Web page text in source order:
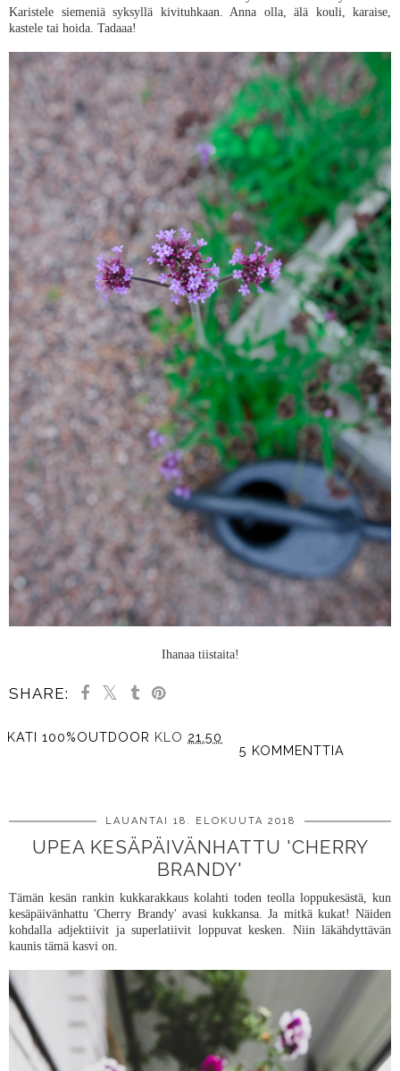
Karistele siemeniä syksyllä kivituhkaan. Anna olla, älä kouli, karaise,
kastele tai hoida. Tadaaa!
Ihanaa tiistaita!
SHARE:
KATI 100%OUTDOOR KLO 21.50
5 KOMMENTTIA
LAUANTAI 18. ELOKUUTA 2018
UPEA KESÄPÄIVÄNHATTU 'CHERRY
BRANDY'
Tämän kesän rankin kukkarakkaus kolahti toden teolla loppukesästä, kun
kesäpäivänhattu 'Cherry Brandy' avasi kukkansa. Ja mitkä kukat! Näiden
kohdalla adjektiivit ja superlatiivit loppuvat kesken. Niin läkähdyttävän
kaunis tämä kasvi on.